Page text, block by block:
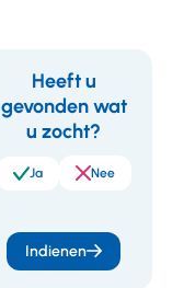
Feedback
Heeft u
gevonden wat
u zocht?
Ja Nee
Indienen